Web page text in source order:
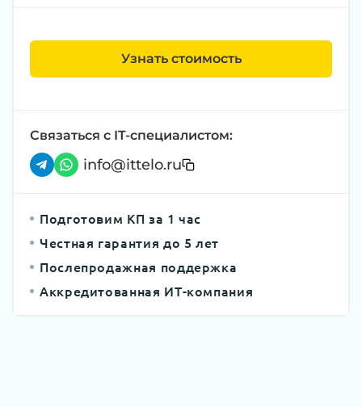
Узнать стоимость
Связаться с IT-специалистом:
info@ittelo.ru
Подготовим КП за 1 час
Честная гарантия до 5 лет
Послепродажная поддержка
Аккредитованная ИТ-компания